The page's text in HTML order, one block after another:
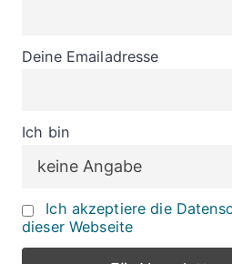
Deine Emailadresse
Ich bin
Ich akzeptiere die
dieser Webseite